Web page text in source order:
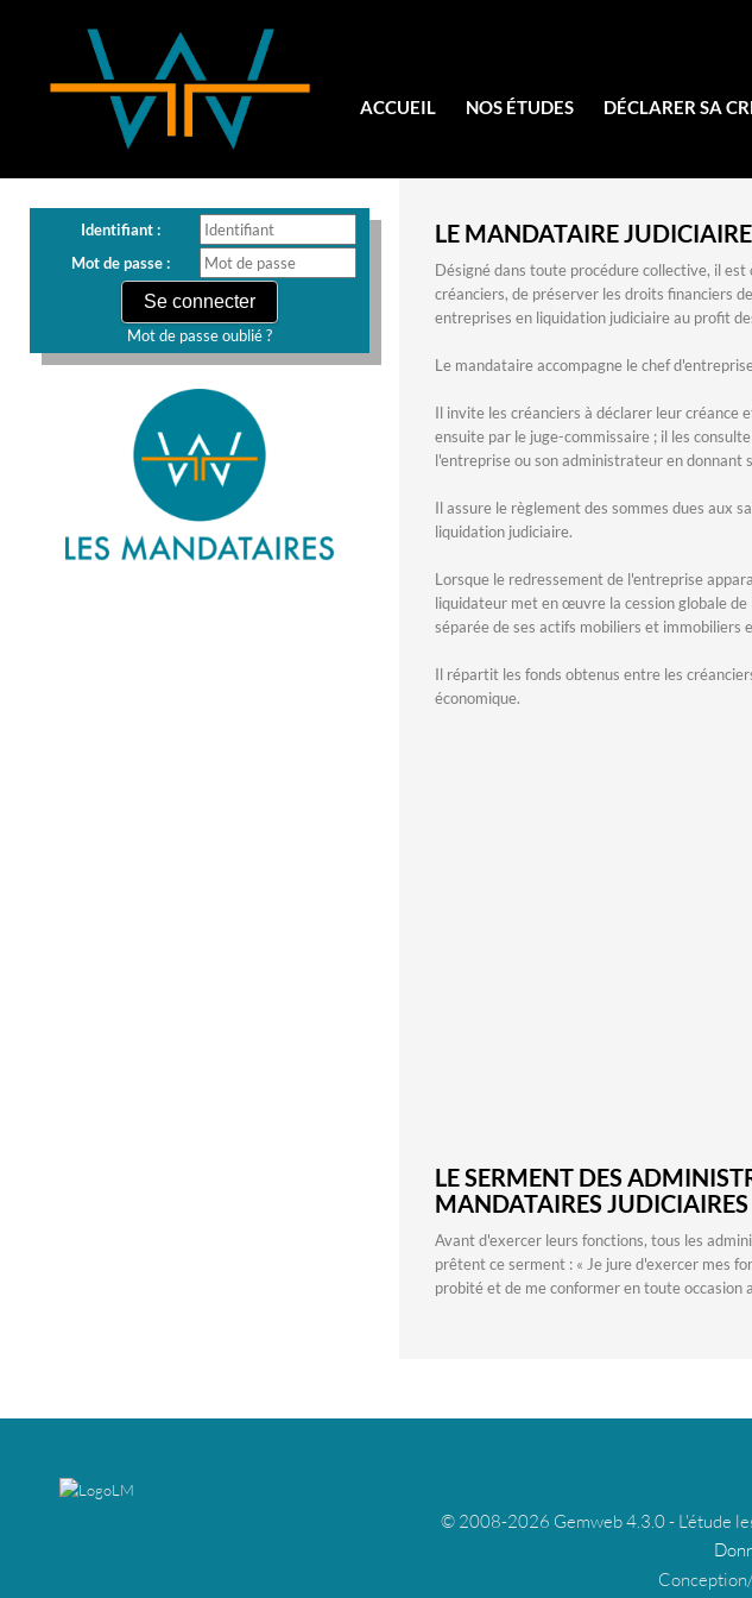
ACCUEIL NOS ÉTUDES DÉCLARER SA
Identifiant :
Mot de passe :
Mot de passe oublié ?
LE MANDATAIRE JUDICIAIRE
Désigné dans toute procédure collective, il
créanciers, de préserver les droits financiers
entreprises en liquidation judiciaire au profit
Le mandataire accompagne le chef
Il invite les créanciers à déclarer leur
ensuite par le juge-commissaire ; il les
l'entreprise ou son administrateur en donnant
Il assure le règlement des sommes dues aux
liquidation judiciaire.
Lorsque le redressement de l'entreprise
liquidateur met en œuvre la cession globale
séparée de ses actifs mobiliers et immobiliers
Il répartit les fonds obtenus entre les
économique.
LE SERMENT DES
MANDATAIRES JUDICIAIRES
Avant d'exercer leurs fonctions, tous les
prêtent ce serment : « Je jure d'exercer mes
probité et de me conformer en toute occasion
© 2008-2026 Gemweb 4.3.0 - L'étude